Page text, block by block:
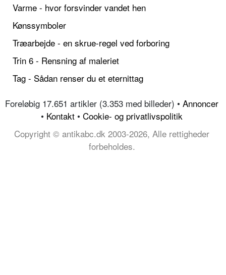
Varme - hvor forsvinder vandet hen
Kønssymboler
Træarbejde - en skrue-regel ved forboring
Trin 6 - Rensning af maleriet
Tag - Sådan renser du et eternittag
Foreløbig 17.651 artikler (3.353 med billeder) • Annoncer
• Kontakt • Cookie- og privatlivspolitik
Copyright © antikabc.dk 2003-2026, Alle rettigheder
forbeholdes.